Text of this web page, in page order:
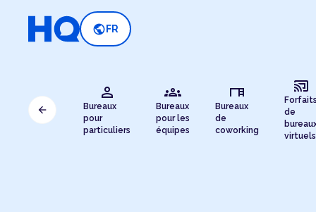
public FR
person
Bureaux
pour
particuliers
groups
Bureaux
pour les
équipes
desk
Bureaux
de
coworking
cast_connected
Forfaits
de
virtuels
arrow_back